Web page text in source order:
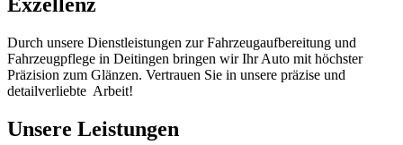
Durch unsere Dienstleistungen zur Fahrzeugaufbereitung und
Fahrzeugpflege in Deitingen bringen wir Ihr Auto mit höchster
Präzision zum Glänzen. Vertrauen Sie in unsere präzise und
detailverliebte Arbeit!
Unsere Leistungen